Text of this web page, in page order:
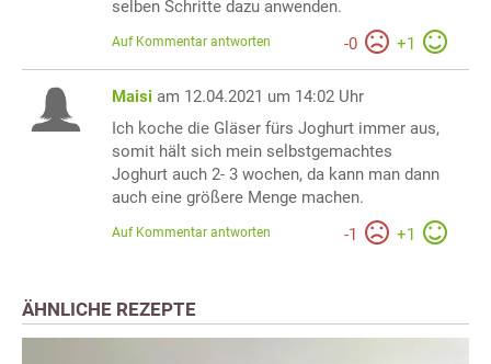
selben Schritte dazu anwenden.
-0 +1
Auf Kommentar antworten
Maisi am 12.04.2021 um 14:02 Uhr
Ich koche die Gläser fürs Joghurt immer aus,
somit hält sich mein selbstgemachtes
Joghurt auch 2- 3 wochen, da kann man dann
auch eine größere Menge machen.
-1 +1
Auf Kommentar antworten
ÄHNLICHE REZEPTE